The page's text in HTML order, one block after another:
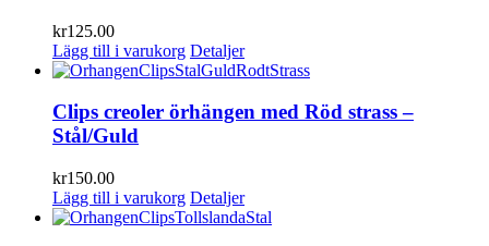
kr125.00
Lägg till i varukorg Detaljer
Clips creoler örhängen med Röd strass –
Stål/Guld
kr150.00
Lägg till i varukorg Detaljer